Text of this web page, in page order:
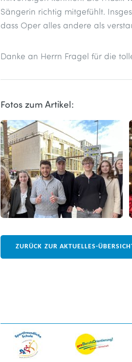
Sängerin richtig mitgefühlt.
dass Oper alles andere als
Danke an Herrn Fragel für die
Fotos zum Artikel:
ZURÜCK ZUR AKTUELLES-